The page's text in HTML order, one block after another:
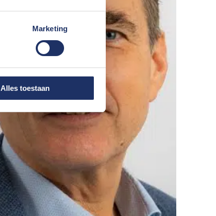
Marketing
Alles toestaan